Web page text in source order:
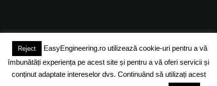
(c) 2024 - FineEngineeringMagazine. All rights reserved.
DESPRE NOI ADVERTISING JOBS DESPRE COOKIES
Reject
EasyEngineering.ro utilizează cookie-uri pentru a vă
îmbunătăți experiența pe acest site și pentru a vă oferi servicii și
conținut adaptate intereselor dvs. Continuând să utilizați acest